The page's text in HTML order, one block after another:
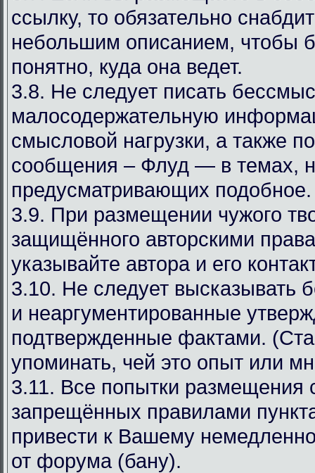
ссылку, то обязательно
небольшим описанием, чтобы
понятно, куда она ведет.
3.8. Не следует писать
малосодержательную
смысловой нагрузки, а также
сообщения – Флуд — в темах,
предусматривающих подобное.
3.9. При размещении чужого
защищённого авторскими
указывайте автора и его
3.10. Не следует высказывать
и неаргументированные
подтвержденные фактами.
упоминать, чей это опыт или
3.11. Все попытки размещения
запрещённых правилами
привести к Вашему
от форума (бану).